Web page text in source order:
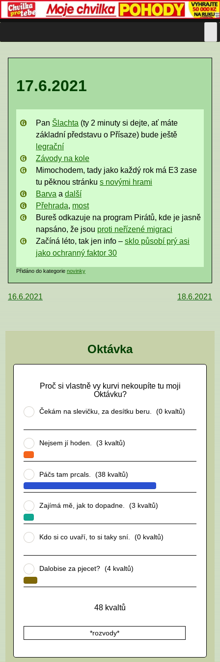
Skip
to
17.6.2021
Pan Šlachta (ty 2 minuty si dejte, ať máte
základní představu o Přísaze) bude ještě
legrační
Závody na kole
Mimochodem, tady jako každý rok má E3 zase
tu pěknou stránku s novými hrami
Barva a další
Přehrada, most
Bureš odkazuje na program Pirátů, kde je jasně
napsáno, že jsou proti neřízené migraci
Začíná léto, tak jen info – sklo působí prý asi
jako ochranný faktor 30
Přidáno do kategorie novinky
Navigace
pro
příspěvek
16.6.2021 18.6.2021
Oktávka
Proč si vlastně vy kurvi nekoupíte tu moji
Oktávku?
Čekám na slevičku, za desítku beru. (0 kvaltů)
Nejsem jí hoden. (3 kvaltů)
Páčs tam prcals. (38 kvaltů)
Zajímá mě, jak to dopadne. (3 kvaltů)
Kdo si co uvaří, to si taky sní. (0 kvaltů)
Dalobise za pjecet? (4 kvaltů)
48 kvaltů
*rozvody*